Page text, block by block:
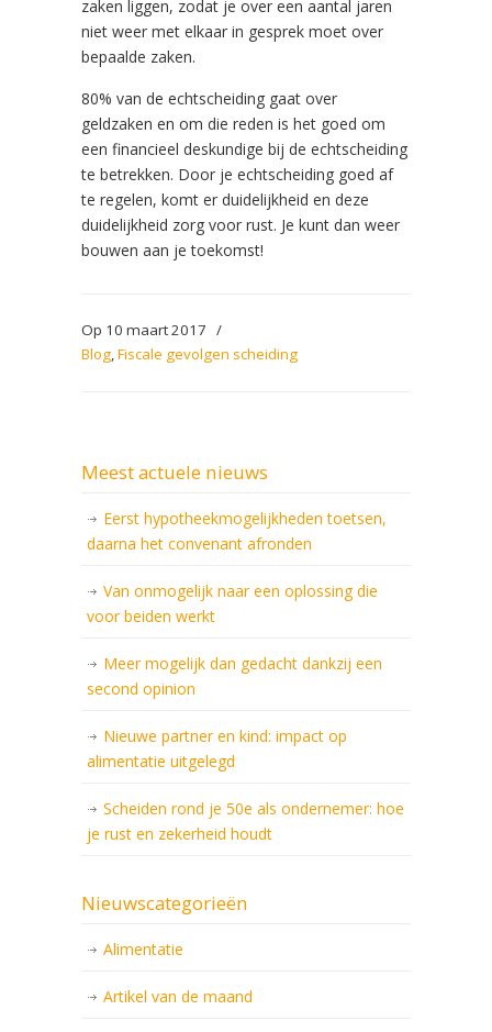
zaken liggen, zodat je over een aantal jaren
niet weer met elkaar in gesprek moet over
bepaalde zaken.
80% van de echtscheiding gaat over
geldzaken en om die reden is het goed om
een financieel deskundige bij de echtscheiding
te betrekken. Door je echtscheiding goed af
te regelen, komt er duidelijkheid en deze
duidelijkheid zorg voor rust. Je kunt dan weer
bouwen aan je toekomst!
Op 10 maart 2017 /
Blog,Fiscale gevolgen scheiding
Meest actuele nieuws
Eerst hypotheekmogelijkheden toetsen,
daarna het convenant afronden
Van onmogelijk naar een oplossing die
voor beiden werkt
Meer mogelijk dan gedacht dankzij een
second opinion
Nieuwe partner en kind: impact op
alimentatie uitgelegd
Scheiden rond je 50e als ondernemer: hoe
je rust en zekerheid houdt
Nieuwscategorieën
Alimentatie
Artikel van de maand